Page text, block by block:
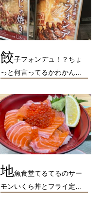
餃子フォンデュ！？ちょ
っと何言ってるかわかん…
地魚食堂てるてるのサー
モンいくら丼とフライ定…